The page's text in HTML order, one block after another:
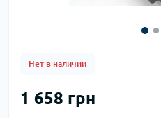
Нет в наличии
1 658 грн